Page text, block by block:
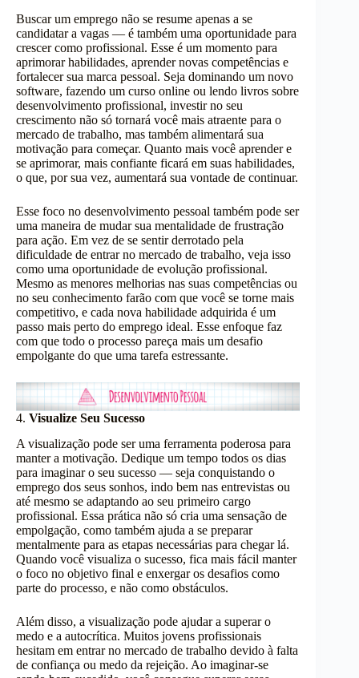
Buscar um emprego não se resume apenas a se
candidatar a vagas — é também uma oportunidade para
crescer como profissional. Esse é um momento para
aprimorar habilidades, aprender novas competências e
fortalecer sua marca pessoal. Seja dominando um novo
software, fazendo um curso online ou lendo livros sobre
desenvolvimento profissional, investir no seu
crescimento não só tornará você mais atraente para o
mercado de trabalho, mas também alimentará sua
motivação para começar. Quanto mais você aprender e
se aprimorar, mais confiante ficará em suas habilidades,
o que, por sua vez, aumentará sua vontade de continuar.
Esse foco no desenvolvimento pessoal também pode ser
uma maneira de mudar sua mentalidade de frustração
para ação. Em vez de se sentir derrotado pela
dificuldade de entrar no mercado de trabalho, veja isso
como uma oportunidade de evolução profissional.
Mesmo as menores melhorias nas suas competências ou
no seu conhecimento farão com que você se torne mais
competitivo, e cada nova habilidade adquirida é um
passo mais perto do emprego ideal. Esse enfoque faz
com que todo o processo pareça mais um desafio
empolgante do que uma tarefa estressante.
4. Visualize Seu Sucesso
A visualização pode ser uma ferramenta poderosa para
manter a motivação. Dedique um tempo todos os dias
para imaginar o seu sucesso — seja conquistando o
emprego dos seus sonhos, indo bem nas entrevistas ou
até mesmo se adaptando ao seu primeiro cargo
profissional. Essa prática não só cria uma sensação de
empolgação, como também ajuda a se preparar
mentalmente para as etapas necessárias para chegar lá.
Quando você visualiza o sucesso, fica mais fácil manter
o foco no objetivo final e enxergar os desafios como
parte do processo, e não como obstáculos.
Além disso, a visualização pode ajudar a superar o
medo e a autocrítica. Muitos jovens profissionais
hesitam em entrar no mercado de trabalho devido à falta
de confiança ou medo da rejeição. Ao imaginar-se